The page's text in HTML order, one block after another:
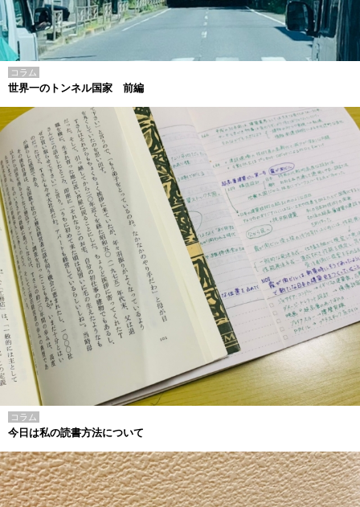
コラム
世界一のトンネル国家 前編
コラム
今日は私の読書方法について